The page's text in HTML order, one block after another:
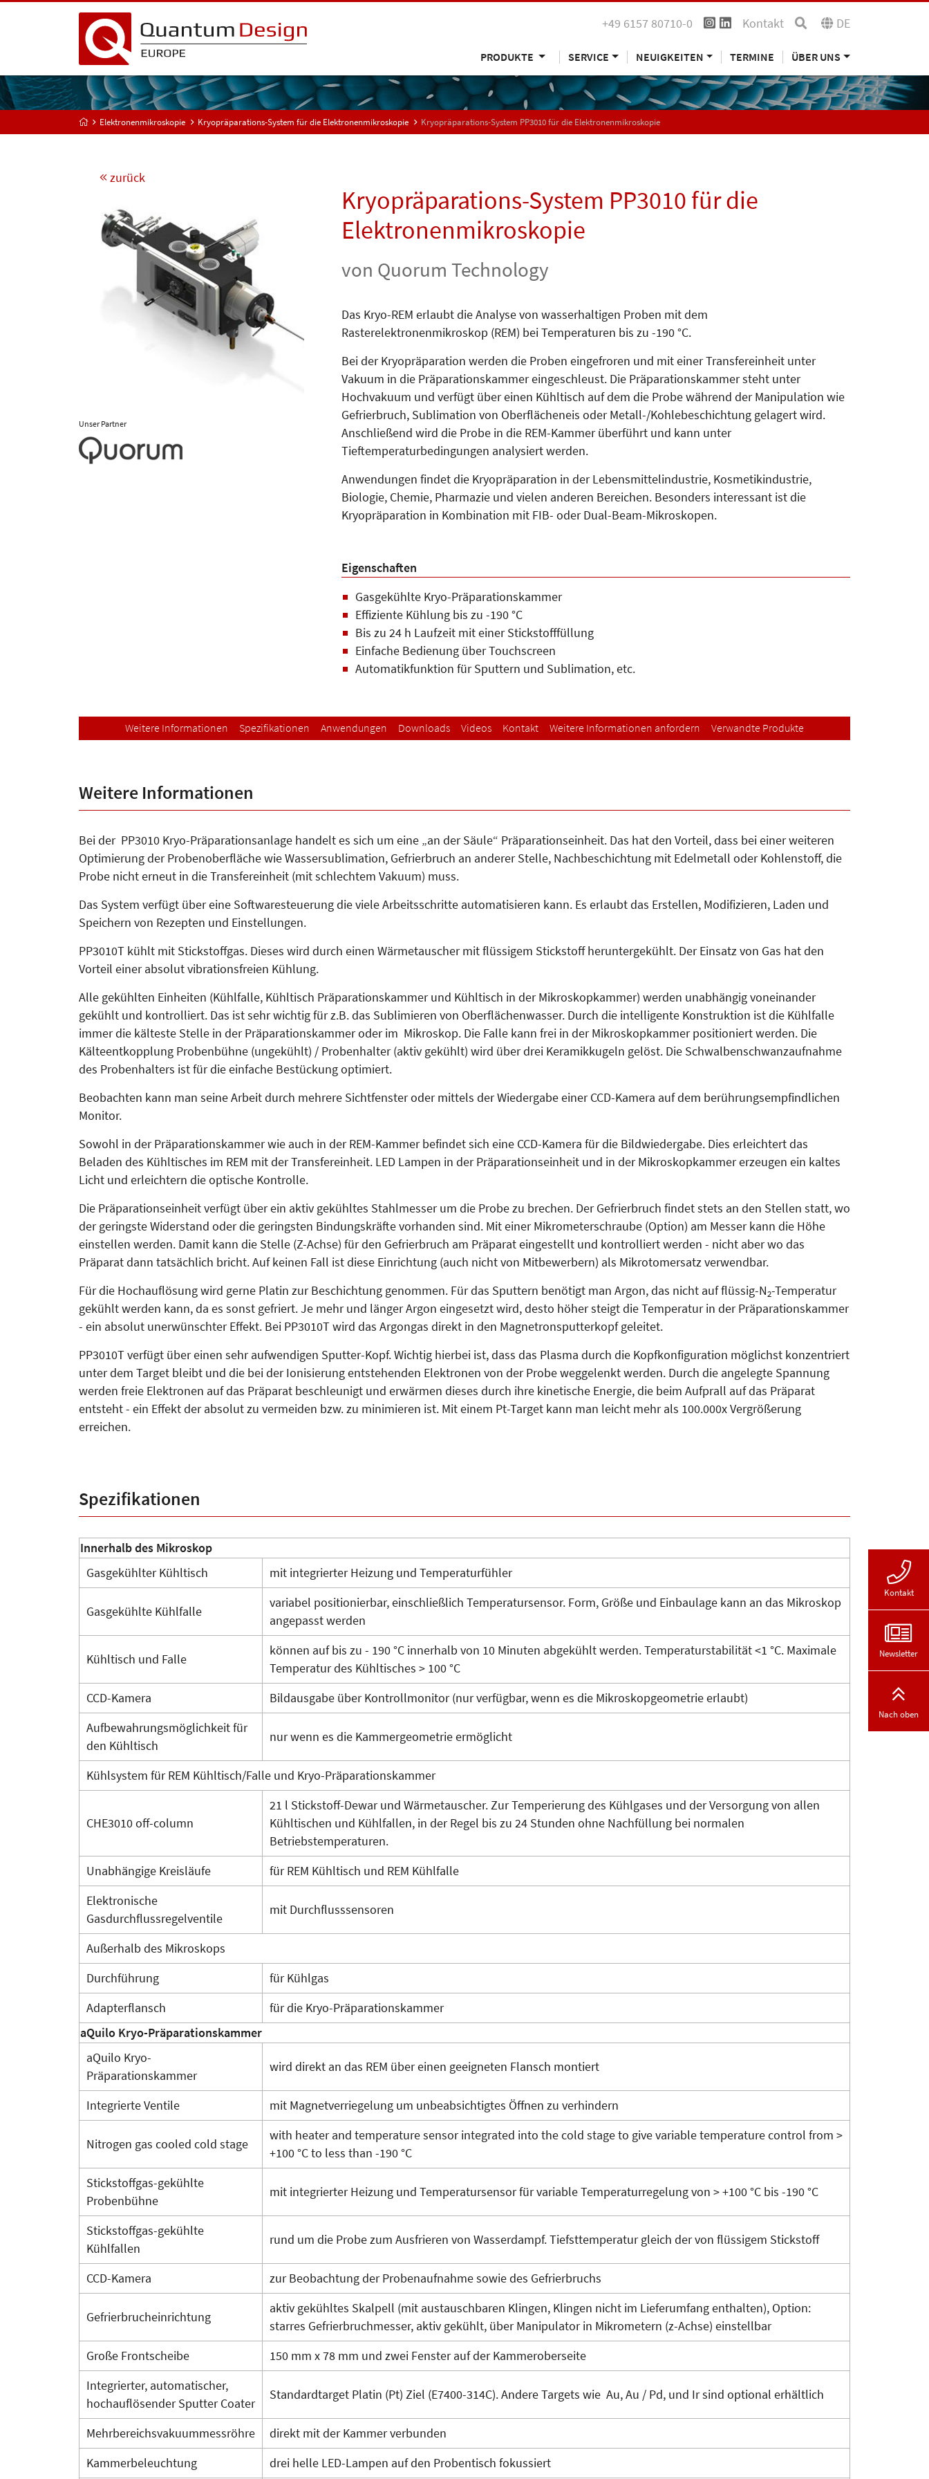
+49 6157 80710-0 Kontakt DE
PRODUKTE SERVICE NEUIGKEITEN TERMINE ÜBER UNS
Elektronenmikroskopie Kryopräparations-System für die Elektronenmikroskopie Kryopräparations-System PP3010 für die Elektronenmikroskopie
zurück
Unser Partner
Kryopräparations-System PP3010 für die
Elektronenmikroskopie
von Quorum Technology
Das Kryo-REM erlaubt die Analyse von wasserhaltigen Proben mit dem
Rasterelektronenmikroskop (REM) bei Temperaturen bis zu -190 °C.
Bei der Kryopräparation werden die Proben eingefroren und mit einer Transfereinheit unter
Vakuum in die Präparationskammer eingeschleust. Die Präparationskammer steht unter
Hochvakuum und verfügt über einen Kühltisch auf dem die Probe während der Manipulation wie
Gefrierbruch, Sublimation von Oberflächeneis oder Metall-/Kohlebeschichtung gelagert wird.
Anschließend wird die Probe in die REM-Kammer überführt und kann unter
Tieftemperaturbedingungen analysiert werden.
Anwendungen findet die Kryopräparation in der Lebensmittelindustrie, Kosmetikindustrie,
Biologie, Chemie, Pharmazie und vielen anderen Bereichen. Besonders interessant ist die
Kryopräparation in Kombination mit FIB- oder Dual-Beam-Mikroskopen.
Eigenschaften
Gasgekühlte Kryo-Präparationskammer
Effiziente Kühlung bis zu -190 °C
Bis zu 24 h Laufzeit mit einer Stickstofffüllung
Einfache Bedienung über Touchscreen
Automatikfunktion für Sputtern und Sublimation, etc.
Weitere Informationen Spezifikationen Anwendungen Downloads Videos Kontakt Weitere Informationen anfordern Verwandte Produkte
Weitere Informationen
Bei der PP3010 Kryo-Präparationsanlage handelt es sich um eine „an der Säule“ Präparationseinheit. Das hat den Vorteil, dass bei einer weiteren
Optimierung der Probenoberfläche wie Wassersublimation, Gefrierbruch an anderer Stelle, Nachbeschichtung mit Edelmetall oder Kohlenstoff, die
Probe nicht erneut in die Transfereinheit (mit schlechtem Vakuum) muss.
Das System verfügt über eine Softwaresteuerung die viele Arbeitsschritte automatisieren kann. Es erlaubt das Erstellen, Modifizieren, Laden und
Speichern von Rezepten und Einstellungen.
PP3010T kühlt mit Stickstoffgas. Dieses wird durch einen Wärmetauscher mit flüssigem Stickstoff heruntergekühlt. Der Einsatz von Gas hat den
Vorteil einer absolut vibrationsfreien Kühlung.
Alle gekühlten Einheiten (Kühlfalle, Kühltisch Präparationskammer und Kühltisch in der Mikroskopkammer) werden unabhängig voneinander
gekühlt und kontrolliert. Das ist sehr wichtig für z.B. das Sublimieren von Oberflächenwasser. Durch die intelligente Konstruktion ist die Kühlfalle
immer die kälteste Stelle in der Präparationskammer oder im Mikroskop. Die Falle kann frei in der Mikroskopkammer positioniert werden. Die
Kälteentkopplung Probenbühne (ungekühlt) / Probenhalter (aktiv gekühlt) wird über drei Keramikkugeln gelöst. Die Schwalbenschwanzaufnahme
des Probenhalters ist für die einfache Bestückung optimiert.
Beobachten kann man seine Arbeit durch mehrere Sichtfenster oder mittels der Wiedergabe einer CCD-Kamera auf dem berührungsempfindlichen
Monitor.
Sowohl in der Präparationskammer wie auch in der REM-Kammer befindet sich eine CCD-Kamera für die Bildwiedergabe. Dies erleichtert das
Beladen des Kühltisches im REM mit der Transfereinheit. LED Lampen in der Präparationseinheit und in der Mikroskopkammer erzeugen ein kaltes
Licht und erleichtern die optische Kontrolle.
Die Präparationseinheit verfügt über ein aktiv gekühltes Stahlmesser um die Probe zu brechen. Der Gefrierbruch findet stets an den Stellen statt, wo
der geringste Widerstand oder die geringsten Bindungskräfte vorhanden sind. Mit einer Mikrometerschraube (Option) am Messer kann die Höhe
einstellen werden. Damit kann die Stelle (Z-Achse) für den Gefrierbruch am Präparat eingestellt und kontrolliert werden - nicht aber wo das
Präparat dann tatsächlich bricht. Auf keinen Fall ist diese Einrichtung (auch nicht von Mitbewerbern) als Mikrotomersatz verwendbar.
Für die Hochauflösung wird gerne Platin zur Beschichtung genommen. Für das Sputtern benötigt man Argon, das nicht auf flüssig-N2-Temperatur
gekühlt werden kann, da es sonst gefriert. Je mehr und länger Argon eingesetzt wird, desto höher steigt die Temperatur in der Präparationskammer
- ein absolut unerwünschter Effekt. Bei PP3010T wird das Argongas direkt in den Magnetronsputterkopf geleitet.
PP3010T verfügt über einen sehr aufwendigen Sputter-Kopf. Wichtig hierbei ist, dass das Plasma durch die Kopfkonfiguration möglichst konzentriert
unter dem Target bleibt und die bei der Ionisierung entstehenden Elektronen von der Probe weggelenkt werden. Durch die angelegte Spannung
werden freie Elektronen auf das Präparat beschleunigt und erwärmen dieses durch ihre kinetische Energie, die beim Aufprall auf das Präparat
entsteht - ein Effekt der absolut zu vermeiden bzw. zu minimieren ist. Mit einem Pt-Target kann man leicht mehr als 100.000x Vergrößerung
erreichen.
Spezifikationen
Innerhalb des Mikroskop
Gasgekühlter Kühltisch
mit integrierter Heizung und Temperaturfühler
Gasgekühlte Kühlfalle
variabel positionierbar, einschließlich Temperatursensor. Form, Größe und Einbaulage kann an das Mikroskop
angepasst werden
Kühltisch und Falle
können auf bis zu - 190 °C innerhalb von 10 Minuten abgekühlt werden. Temperaturstabilität <1 °C. Maximale
Temperatur des Kühltisches > 100 °C
CCD-Kamera
Bildausgabe über Kontrollmonitor (nur verfügbar, wenn es die Mikroskopgeometrie erlaubt)
Aufbewahrungsmöglichkeit für
den Kühltisch
nur wenn es die Kammergeometrie ermöglicht
Kühlsystem für REM Kühltisch/Falle und Kryo-Präparationskammer
CHE3010 off-column
21 l Stickstoff-Dewar und Wärmetauscher. Zur Temperierung des Kühlgases und der Versorgung von allen
Kühltischen und Kühlfallen, in der Regel bis zu 24 Stunden ohne Nachfüllung bei normalen
Betriebstemperaturen.
Unabhängige Kreisläufe
für REM Kühltisch und REM Kühlfalle
Elektronische
Gasdurchflussregelventile
mit Durchflusssensoren
Außerhalb des Mikroskops
Durchführung
für Kühlgas
Adapterflansch
für die Kryo-Präparationskammer
aQuilo Kryo-Präparationskammer
aQuilo Kryo-
Präparationskammer
wird direkt an das REM über einen geeigneten Flansch montiert
Integrierte Ventile mit Magnetverriegelung um unbeabsichtigtes Öffnen zu verhindern
Nitrogen gas cooled cold stage
with heater and temperature sensor integrated into the cold stage to give variable temperature control from >
+100 °C to less than -190 °C
Stickstoffgas-gekühlte
Probenbühne
mit integrierter Heizung und Temperatursensor für variable Temperaturregelung von > +100 °C bis -190 °C
Stickstoffgas-gekühlte
Kühlfallen
rund um die Probe zum Ausfrieren von Wasserdampf. Tiefsttemperatur gleich der von flüssigem Stickstoff
CCD-Kamera zur Beobachtung der Probenaufnahme sowie des Gefrierbruchs
Gefrierbrucheinrichtung
aktiv gekühltes Skalpell (mit austauschbaren Klingen, Klingen nicht im Lieferumfang enthalten), Option:
starres Gefrierbruchmesser, aktiv gekühlt, über Manipulator in Mikrometern (z-Achse) einstellbar
Große Frontscheibe
150 mm x 78 mm und zwei Fenster auf der Kammeroberseite
Integrierter, automatischer,
hochauflösender Sputter Coater
Standardtarget Platin (Pt) Ziel (E7400-314C). Andere Targets wie Au, Au / Pd, und Ir sind optional erhältlich
Mehrbereichsvakuummessröhre
direkt mit der Kammer verbunden
Kammerbeleuchtung
drei helle LED-Lampen auf den Probentisch fokussiert
Kontakt
Newsletter
Nach oben